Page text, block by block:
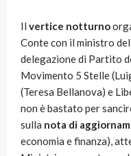
Il vertice notturno
Conte con il ministro
delegazione di Partito
Movimento 5 Stelle
(Teresa Bellanova) e
non è bastato per
sulla nota di
economia e finanza),